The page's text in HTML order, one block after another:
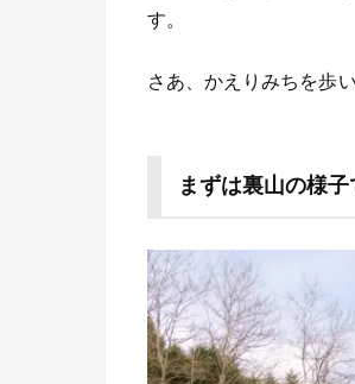
す。
さあ、かえりみちを歩
まずは裏山の様子